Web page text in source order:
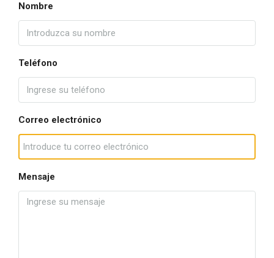
Nombre
Teléfono
Correo electrónico
Mensaje